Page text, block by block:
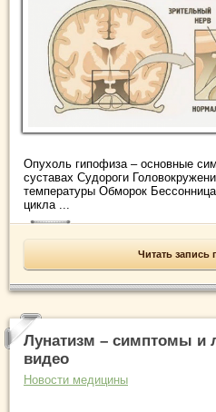
Опухоль гипофиза – основные
суставах Судороги
температуры Обморок
цикла ...
Читать запись
Лунатизм – симптомы и
видео
Новости медицины